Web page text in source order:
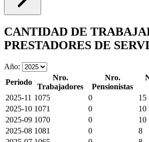
CANTIDAD DE
PRESTADORES DE
Año:
Periodo
Nro.
Trabajadores
Nro.
Pensionistas
2025-11 1075 0
15
2025-10 1071 0
10
2025-09 1070 0
10
2025-08 1081 0
8